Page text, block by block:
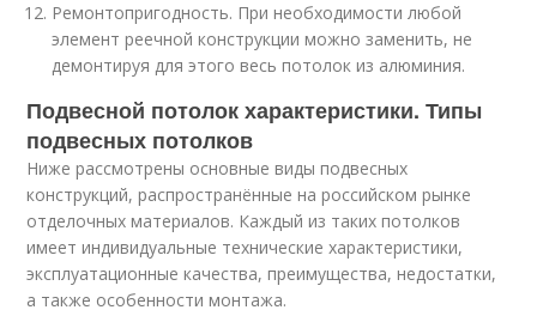
Ремонтопригодность. При необходимости любой
элемент реечной конструкции можно заменить, не
демонтируя для этого весь потолок из алюминия.
Подвесной потолок характеристики. Типы
подвесных потолков
Ниже рассмотрены основные виды подвесных
конструкций, распространённые на российском рынке
отделочных материалов. Каждый из таких потолков
имеет индивидуальные технические характеристики,
эксплуатационные качества, преимущества, недостатки,
а также особенности монтажа.